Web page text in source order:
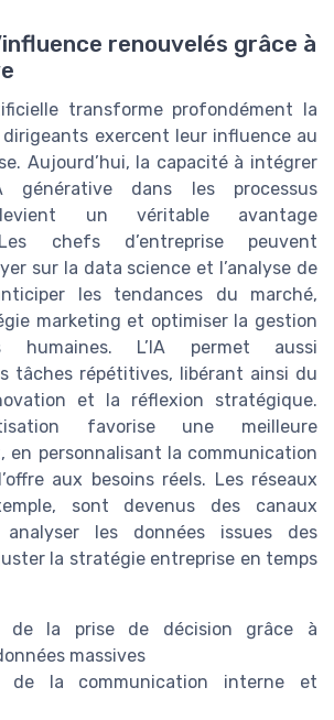
renouvelés grâce à
transforme profondément la
exercent leur influence au
Aujourd’hui, la capacité à intégrer
générative dans les processus
un véritable avantage
chefs d’entreprise peuvent
sur la data science et l’analyse de
les tendances du marché,
marketing et optimiser la gestion
humaines. L’IA permet aussi
tâches répétitives, libérant ainsi du
et la réflexion stratégique.
favorise une meilleure
en personnalisant la communication
aux besoins réels. Les réseaux
sont devenus des canaux
analyser les données issues des
la stratégie entreprise en temps
de la prise de décision grâce à
massives
de la communication interne et